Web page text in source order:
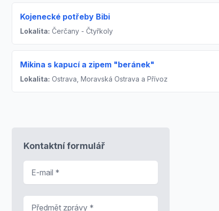
Kojenecké potřeby Bibi
Lokalita: Čerčany - Čtyřkoly
Mikina s kapucí a zipem "beránek"
Lokalita: Ostrava, Moravská Ostrava a Přívoz
Kontaktní formulář